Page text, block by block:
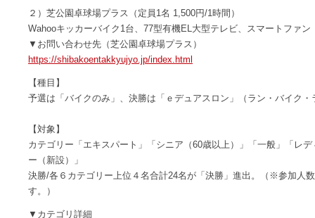
２）芝公園卓球場プラス（定員1名 1,500円/1時間）
Wahooキッカーバイク1台、77型有機EL大型テレビ、スマートファン
▼お問い合わせ先（芝公園卓球場プラス）
https://shibakoentakkyujyo.jp/index.html
【種目】
予選は「バイクのみ」、決勝は「ｅデュアスロン」（ラン・バイク・
【対象】
カテゴリー「エキスパート」「シニア（60歳以上）」「一般」「レ
ー（新設）」
決勝/各６カテゴリー上位４名合計24名が「決勝」進出。（※参加人
す。）
▼カテゴリ詳細